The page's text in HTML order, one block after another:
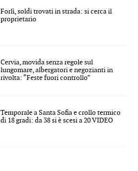
Forlì, soldi trovati in strada: si cerca il
proprietario
Cervia, movida senza regole sul
lungomare, albergatori e negozianti in
rivolta: “Feste fuori controllo”
Temporale a Santa Sofia e crollo termico
di 18 gradi: da 38 si è scesi a 20 VIDEO